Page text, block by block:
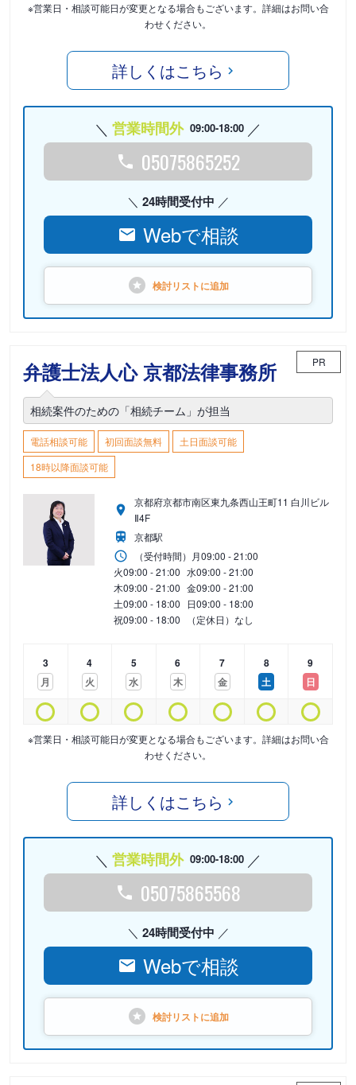
※営業日・相談可能日が変更となる場合もございます。詳細はお問い合
わせください。
詳しくはこちら
営業時間外 09:00-18:00
05075865252
24時間受付中
Webで相談
検討リストに追加
弁護士法人心 京都法律事務所 PR
相続案件のための「相続チーム」が担当
電話相談可能 初回面談無料
土日面談可能
18時以降面談可能
京都府京都市南区東九条西山王町11 白川ビル
Ⅱ4F
京都駅
（受付時間） 月09:00 - 21:00
火09:00 - 21:00 水09:00 - 21:00
木09:00 - 21:00 金09:00 - 21:00
土09:00 - 18:00 日09:00 - 18:00
祝09:00 - 18:00 （定休日）なし
3
月
4
火
5
水
6
木
7
金
8
土
9
日
※営業日・相談可能日が変更となる場合もございます。詳細はお問い合
わせください。
詳しくはこちら
営業時間外 09:00-18:00
05075865568
24時間受付中
Webで相談
検討リストに追加